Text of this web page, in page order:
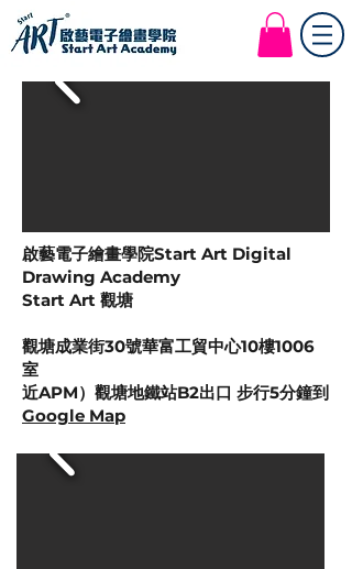
Start Art Workshop
電腦+厚塗+iPad繪畫課程
啟藝電子繪畫學院Start Art Digital
Drawing Academy
Start Art 觀塘
觀塘成業街30號華富工貿中心10樓1006
室
近APM）觀塘地鐵站B2出口 步行5分鐘到
Google Map